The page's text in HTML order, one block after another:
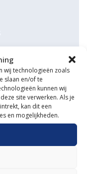
wij technologieën zoals
slaan en/of te
kunnen wij
site verwerken. Als je
kan dit een
en mogelijkheden.